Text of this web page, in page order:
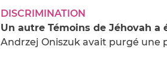
DISCRIMINATION
Un autre Témoins de Jéhovah a
Andrzej Oniszuk avait purgé une